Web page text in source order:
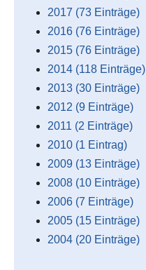
2017 (73 Einträge)
2016 (76 Einträge)
2015 (76 Einträge)
2014 (118 Einträge)
2013 (30 Einträge)
2012 (9 Einträge)
2011 (2 Einträge)
2010 (1 Eintrag)
2009 (13 Einträge)
2008 (10 Einträge)
2006 (7 Einträge)
2005 (15 Einträge)
2004 (20 Einträge)